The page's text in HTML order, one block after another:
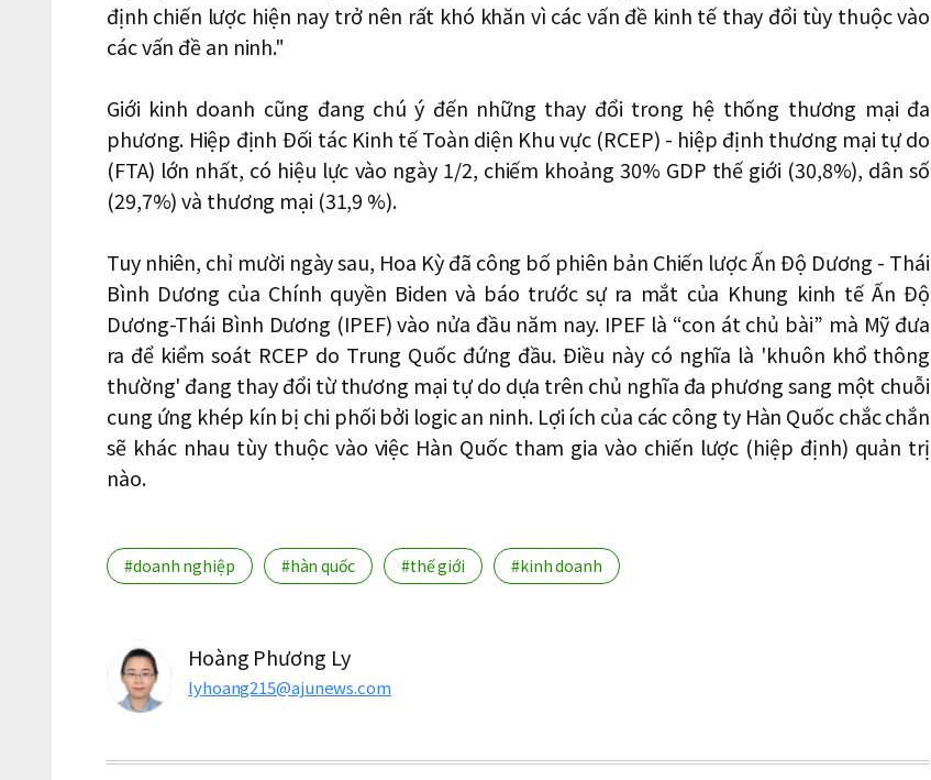
định chiến lược hiện nay trở nên rất khó khăn vì các vấn đề kinh tế thay đổi tùy thuộc vào
các vấn đề an ninh."
Giới kinh doanh cũng đang chú ý đến những thay đổi trong hệ thống thương mại đa
phương. Hiệp định Đối tác Kinh tế Toàn diện Khu vực (RCEP) - hiệp định thương mại tự do
(FTA) lớn nhất, có hiệu lực vào ngày 1/2, chiếm khoảng 30% GDP thế giới (30,8%), dân số
(29,7%) và thương mại (31,9 %).
Tuy nhiên, chỉ mười ngày sau, Hoa Kỳ đã công bố phiên bản Chiến lược Ấn Độ Dương - Thái
Bình Dương của Chính quyền Biden và báo trước sự ra mắt của Khung kinh tế Ấn Độ
Dương-Thái Bình Dương (IPEF) vào nửa đầu năm nay. IPEF là “con át chủ bài” mà Mỹ đưa
ra để kiểm soát RCEP do Trung Quốc đứng đầu. Điều này có nghĩa là 'khuôn khổ thông
thường' đang thay đổi từ thương mại tự do dựa trên chủ nghĩa đa phương sang một chuỗi
cung ứng khép kín bị chi phối bởi logic an ninh. Lợi ích của các công ty Hàn Quốc chắc chắn
sẽ khác nhau tùy thuộc vào việc Hàn Quốc tham gia vào chiến lược (hiệp định) quản trị
nào.
#doanh nghiệp #hàn quốc #thế giới #kinh doanh
Hoàng Phương Ly
lyhoang215@ajunews.com